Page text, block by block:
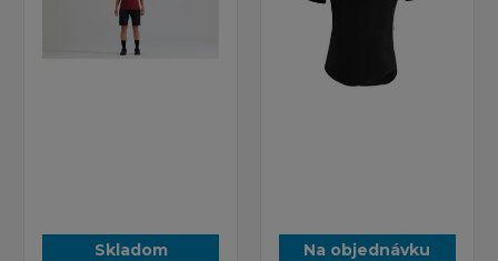
Skladom Na objednávku